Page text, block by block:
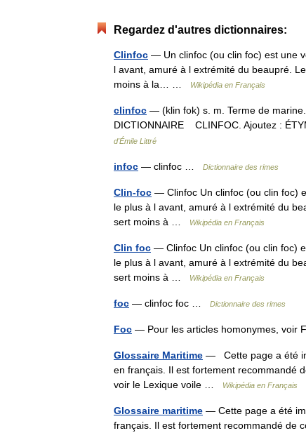
Regardez d'autres dictionnaires:
Clinfoc — Un clinfoc (ou clin foc) est une
l avant, amuré à l extrémité du beaupré.
moins à la… …
Wikipédia en Français
clinfoc — (klin fok) s. m. Terme de
DICTIONNAIRE CLINFOC. Ajoutez :
d'Émile Littré
infoc — clinfoc … Dictionnaire des rimes
Clin-foc — Clinfoc Un clinfoc (ou clin foc)
le plus à l avant, amuré à l extrémité du
sert moins à …
Wikipédia en Français
Clin foc — Clinfoc Un clinfoc (ou clin foc)
le plus à l avant, amuré à l extrémité du
sert moins à …
Wikipédia en Français
foc — clinfoc foc … Dictionnaire des rimes
Foc — Pour les articles homonymes, voir
Glossaire Maritime — Cette page a été
en français. Il est fortement recommandé
voir le Lexique voile …
Wikipédia en Français
Glossaire maritime — Cette page a été
français. Il est fortement recommandé de